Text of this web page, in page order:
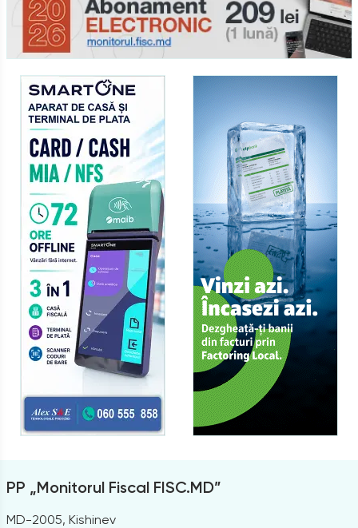
PP „Monitorul Fiscal FISC.MD”
MD-2005, Kishinev